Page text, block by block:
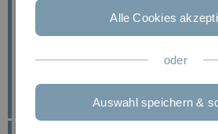
jährlich im Sommerhalbjahr
Alle Cookies
oder
Auswahl speichern &